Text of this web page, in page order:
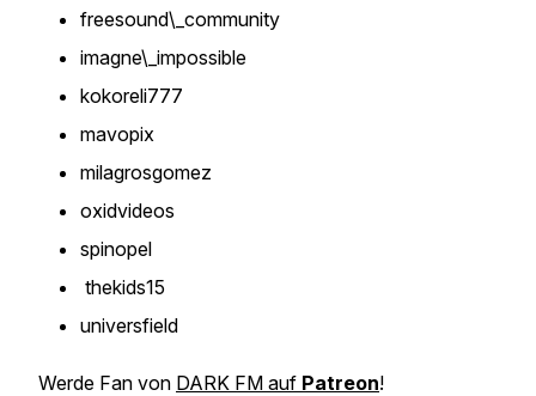
freesound\_community
imagne\_impossible
kokoreli777
mavopix
milagrosgomez
oxidvideos
spinopel
thekids15
universfield
Werde Fan von DARK FM auf Patreon!